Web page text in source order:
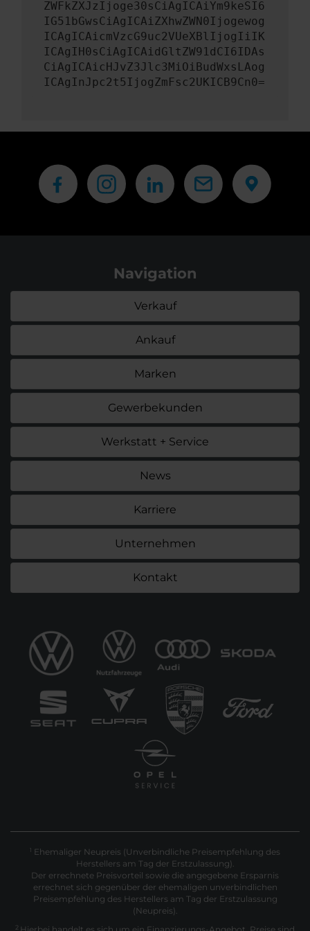
ZWFkZXJzIjoge30sCiAgICAiYm9keSI6
IG51bGwsCiAgICAiZXhwZWN0Ijogewog
ICAgICAicmVzcG9uc2VUeXBlIjogIiIK
ICAgIH0sCiAgICAidGltZW91dCI6IDAs
CiAgICAicHJvZ3Jlc3MiOiBudWxsLAog
ICAgInJpc2t5IjogZmFsc2UKICB9Cn0=
Navigation
Verkauf
Ankauf
Marken
Gewerbekunden
Werkstatt + Service
News
Karriere
Unternehmen
Kontakt
1 Ehemaliger Neupreis (Unverbindliche Preisempfehlung des
Herstellers am Tag der Erstzulassung).
Der errechnete Preisvorteil sowie die angegebene Ersparnis
errechnet sich gegenüber der ehemaligen unverbindlichen
Preisempfehlung des Herstellers am Tag der Erstzulassung
(Neupreis).
2